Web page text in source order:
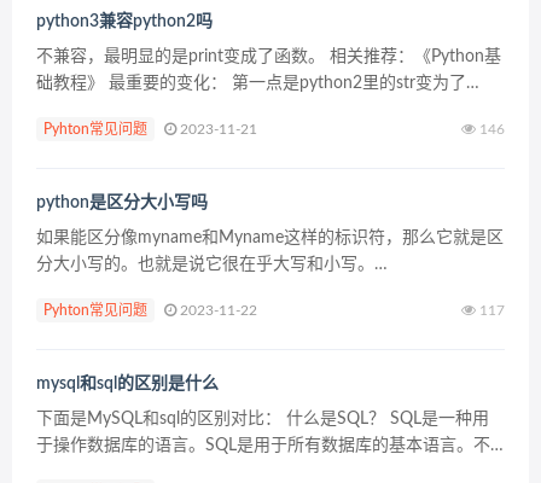
python3兼容python2吗
不兼容，最明显的是print变成了函数。 相关推荐：《Python基
础教程》 最重要的变化： 第一点是python2里的str变为了
程，ha...
Pyhton常见问题 2023-11-21 146
python是区分大小写吗
如果能区分像myname和Myname这样的标识符，那么它就是区
分大小写的。也就是说它很在乎大写和小写。
Pyhton常见问题 2023-11-22 117
mysql和sql的区别是什么
下面是MySQL和sql的区别对比： 什么是SQL？ SQL是一种用
于操作数据库的语言。SQL是用于所有数据库的基本语言。不